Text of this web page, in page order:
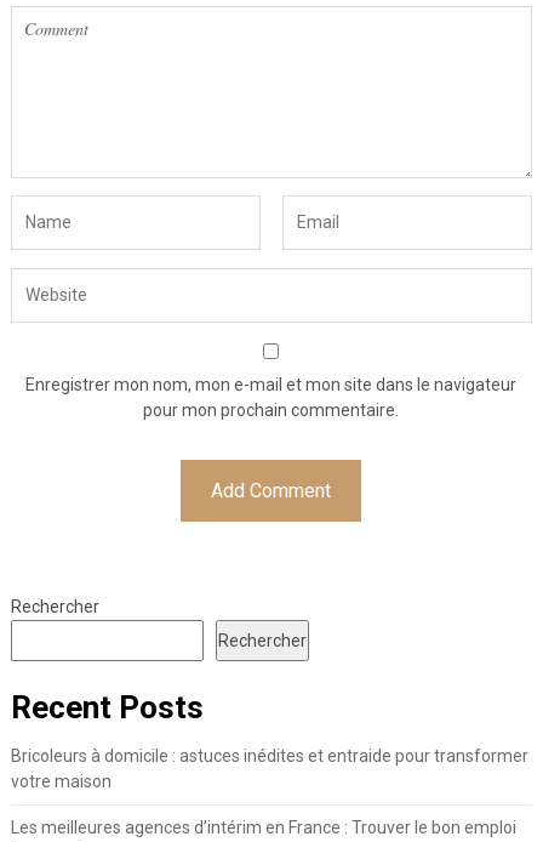
Enregistrer mon nom, mon e-mail et mon site dans le navigateur
pour mon prochain commentaire.
Rechercher
Rechercher
Recent Posts
Bricoleurs à domicile : astuces inédites et entraide pour transformer
votre maison
Les meilleures agences d’intérim en France : Trouver le bon emploi